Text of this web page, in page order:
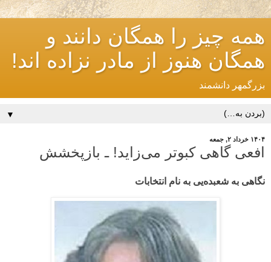
همه چیز را همگان دانند و
همگان هنوز از مادر نزاده اند!
بزرگمهر دانشمند
▼
۱۴۰۴ خرداد ۲, جمعه
افعی گاهی کبوتر می‌زاید! ـ بازپخشش
نگاهی به شعبده‌یی به نام انتخابات